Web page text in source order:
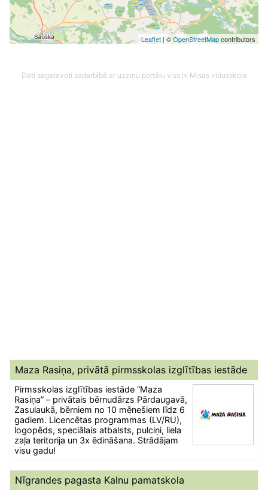
Leaflet | ©OpenStreetMapcontributors
Dati sagatavoti sadarbībā ar uzziņu portālu viss.lv Misas vidusskola
Maza Rasiņa, privātā pirmsskolas izglītības iestāde
Pirmsskolas izglītības iestāde “Maza
Rasiņa” – privātais bērnudārzs Pārdaugavā,
Zasulaukā, bērniem no 10 mēnešiem līdz 6
gadiem. Licencētas programmas (LV/RU),
logopēds, speciālais atbalsts, pulciņi, liela
zaļa teritorija un 3x ēdināšana. Strādājam
visu gadu!
Nīgrandes pagasta Kalnu pamatskola